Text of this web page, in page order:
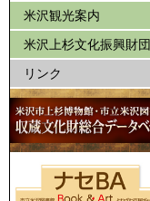
米沢観光案内
米沢上杉文化振興財団
リンク